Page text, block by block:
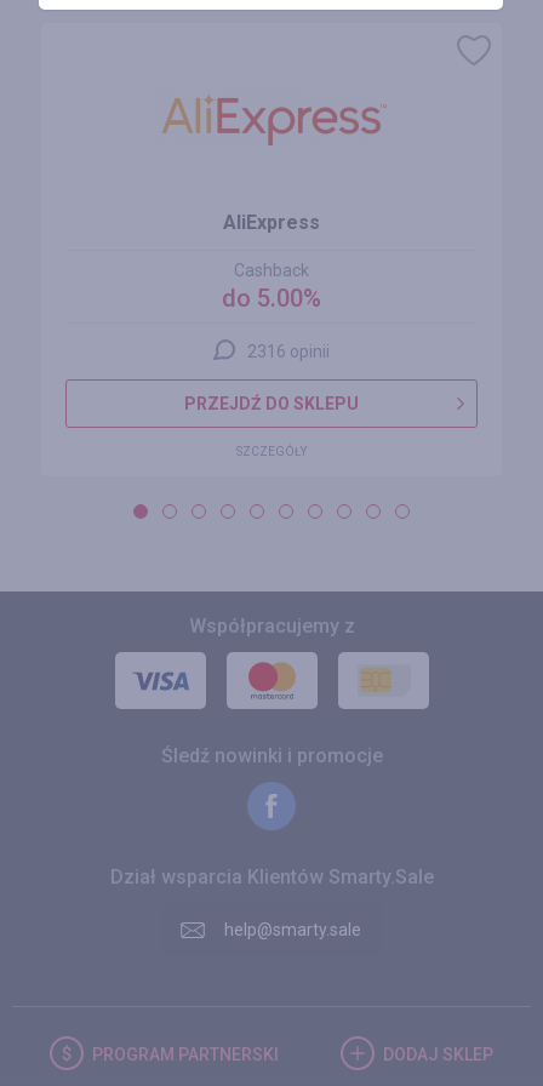
AliExpress
Cashback
do 5.00%
2316 opinii
PRZEJDŹ DO SKLEPU
SZCZEGÓŁY
Współpracujemy z
Śledź nowinki i promocje
Dział wsparcia Klientów Smarty.Sale
help@smarty.sale
PROGRAM PARTNERSKI DODAJ SKLEP